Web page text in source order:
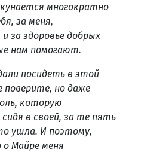
многократно
за меня,
за здоровье добрых
нам помогают.
посидеть в этой
поверите, но даже
которую
в своей, за те пять
ушла. И поэтому,
Майре меня